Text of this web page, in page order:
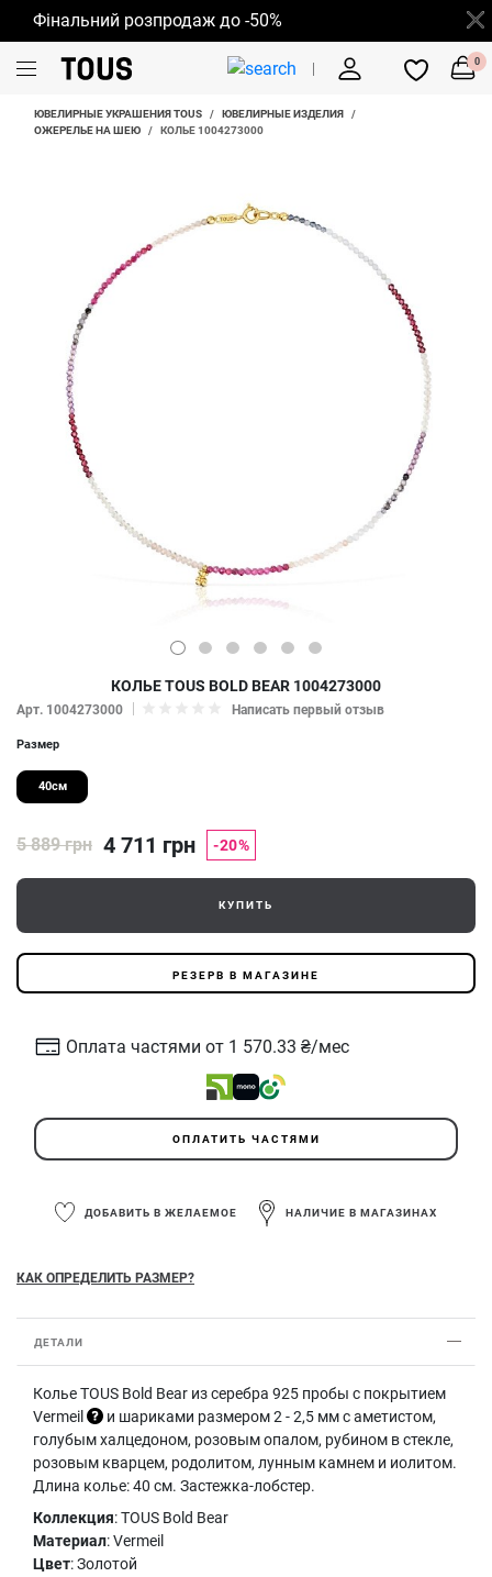
Фінальний розпродаж до -50%
0
ЮВЕЛИРНЫЕ УКРАШЕНИЯ TOUS / ЮВЕЛИРНЫЕ ИЗДЕЛИЯ
/
ОЖЕРЕЛЬЕ НА ШЕЮ
/ КОЛЬЕ 1004273000
КОЛЬЕ TOUS BOLD BEAR 1004273000
Арт. 1004273000 Написать первый отзыв
Размер
40см
5 889 грн 4 711 грн -20%
КУПИТЬ
РЕЗЕРВ В МАГАЗИНЕ
Оплата частями от 1 570.33 ₴/мес
ОПЛАТИТЬ ЧАСТЯМИ
ДОБАВИТЬ В ЖЕЛАЕМОЕ НАЛИЧИЕ В МАГАЗИНАХ
КАК ОПРЕДЕЛИТЬ РАЗМЕР?
ДЕТАЛИ
Колье TOUS Bold Bear из серебра 925 пробы с покрытием
Vermeil
и шариками размером 2 - 2,5 мм с аметистом,
голубым халцедоном, розовым опалом, рубином в стекле,
розовым кварцем, родолитом, лунным камнем и иолитом.
Длина колье: 40 см. Застежка-лобстер.
Коллекция: TOUS Bold Bear
Материал: Vermeil
Цвет: Золотой